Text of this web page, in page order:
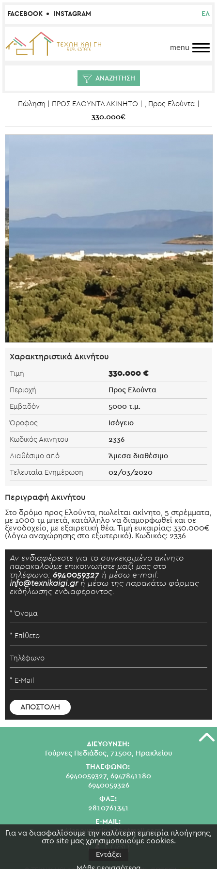
Για να διασφαλίσουμε την καλύτερη εμπειρία πλοήγησης,
στο site μας χρησιμοποιούμε cookies.
Εντάξει
FACEBOOK INSTAGRAM ΕΛ
menu
ΑΝΑΖΗΤΗΣΗ
Πώληση | ΠΡΟΣ ΕΛΟΥΝΤΑ ΑΚΙΝΗΤΟ | , Προς Ελούντα |
330.000€
Χαρακτηριστικά Ακινήτου
Τιμή 330.000 €
Περιοχή Προς Ελούντα
Εμβαδόν 5000 τ.μ.
Όροφος Ισόγειο
Κωδικός Ακινήτου 2336
Διαθέσιμο από Άμεσα διαθέσιμο
Τελευταία Ενημέρωση 02/03/2020
Περιγραφή Ακινήτου
Στο δρόμο προς Ελούντα, πωλείται ακίνητο, 5 στρέμματα,
με 1000 τμ μπετά, κατάλληλο να διαμορφωθεί και σε
ξενοδοχείο, με εξαιρετική θέα. Τιμή ευκαιρίας: 330.000€
(λόγω αναχώρησης στο εξωτερικό). Κωδικός: 2336
Αν ενδιαφέρεστε για το συγκεκριμένο ακίνητο
παρακαλούμε επικοινωήστε μαζί μας στο
τηλέφωνο: 6940059327 ή μέσω e-mail:
info@texnikaigi.grή μέσω της παρακάτω φόρμας
εκδήλωσης ενδιαφέροντος.
ΔΙΕΥΘΥΝΣΗ:
Γούρνες Πεδιάδος, 71500, Ηρακλείου
ΤΗΛΕΦΩΝΟ:
6940059327, 6947841180
6940059326
ΦΑΞ:
2810761341
E-MAIL:
swkianoumarina@hotmail.com